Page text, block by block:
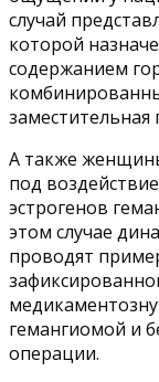
случай
которой
содержанием
заместительная
А также
под
эстрогенов
этом случае
проводят
гемангиомой и
операции.